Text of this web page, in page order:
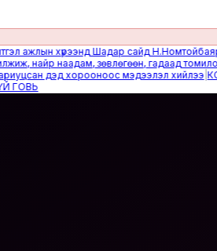
хүрээнд Шадар сайд Н.Номтойбаяр
наадам, зөвлөгөөн, гадаад томилолтыг
дэд хорооноос мэдээлэл хийлээ|КОП17